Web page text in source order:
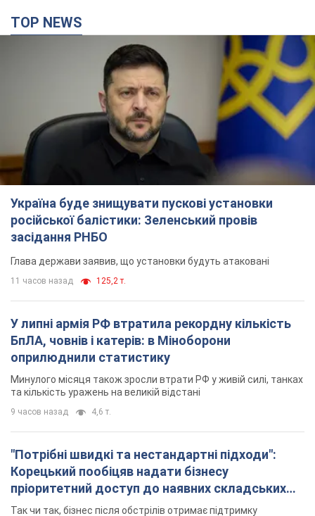
TOP NEWS
Україна буде знищувати пускові установки
російської балістики: Зеленський провів
засідання РНБО
Глава держави заявив, що установки будуть атаковані
11 часов назад 125,2 т.
У липні армія РФ втратила рекордну кількість
БпЛА, човнів і катерів: в Міноборони
оприлюднили статистику
Минулого місяця також зросли втрати РФ у живій силі, танках
та кількість уражень на великій відстані
9 часов назад 4,6 т.
"Потрібні швидкі та нестандартні підходи":
Корецький пообіцяв надати бізнесу
пріоритетний доступ до наявних складських
приміщень
Так чи так, бізнес після обстрілів отримає підтримку